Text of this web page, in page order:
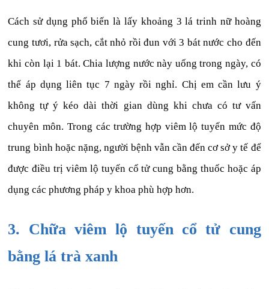
Cách sử dụng phổ biến là lấy khoảng 3 lá trinh nữ hoàng
cung tươi, rửa sạch, cắt nhỏ rồi đun với 3 bát nước cho đến
khi còn lại 1 bát. Chia lượng nước này uống trong ngày, có
thể áp dụng liên tục 7 ngày rồi nghỉ. Chị em cần lưu ý
không tự ý kéo dài thời gian dùng khi chưa có tư vấn
chuyên môn. Trong các trường hợp viêm lộ tuyến mức độ
trung bình hoặc nặng, người bệnh vẫn cần đến cơ sở y tế để
được điều trị viêm lộ tuyến cổ tử cung bằng thuốc hoặc áp
dụng các phương pháp y khoa phù hợp hơn.
3. Chữa viêm lộ tuyến cổ tử cung
bằng lá trà xanh